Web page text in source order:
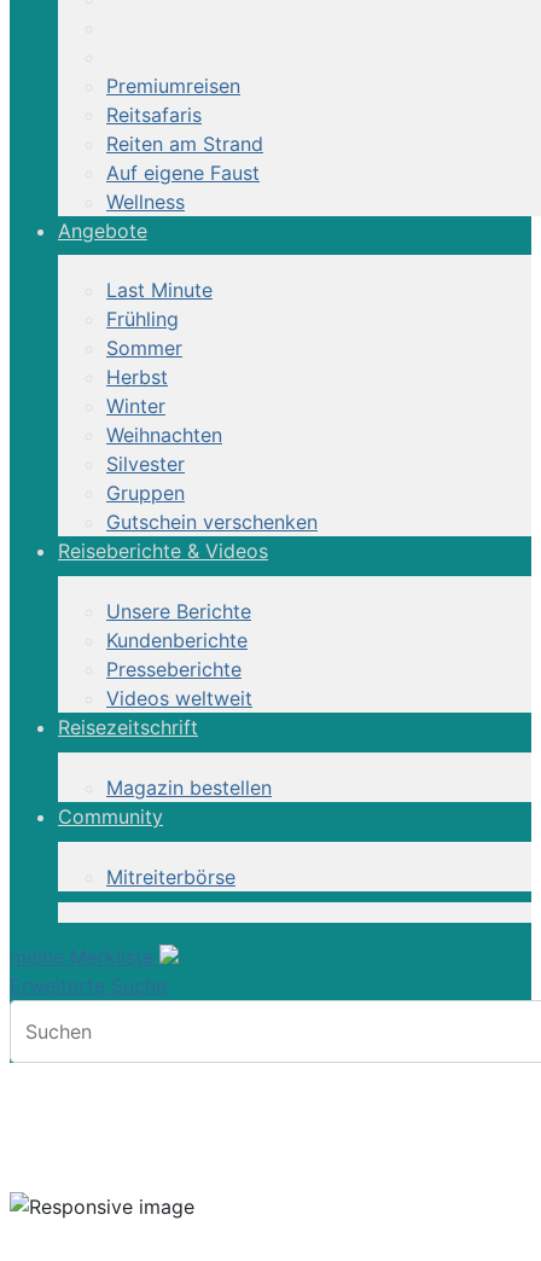
Premiumreisen
Reitsafaris
Reiten am Strand
Auf eigene Faust
Wellness
Angebote
Last Minute
Frühling
Sommer
Herbst
Winter
Weihnachten
Silvester
Gruppen
Gutschein verschenken
Reiseberichte & Videos
Unsere Berichte
Kundenberichte
Presseberichte
Videos weltweit
Reisezeitschrift
Magazin bestellen
Community
Mitreiterbörse
meine Merkliste
Erweiterte Suche